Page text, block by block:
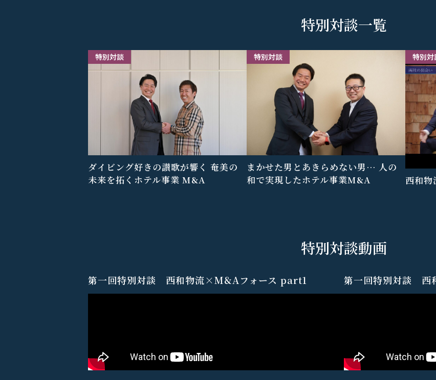
特別対談一覧
特別対談
ダイビング好きの讃歌が響く 奄美の
未来を拓くホテル事業 M&A
特別対談
まかせた男とあきらめない男… 人の
和で実現したホテル事業M&A
特別対
西和
特別対談動画
第一回特別対談 西和物流×M&Aフォース part1 第一回特別対談